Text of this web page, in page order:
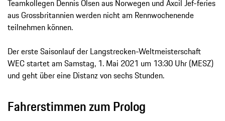
Teamkollegen Dennis Olsen aus Norwegen und Axcil Jef-feries
aus Grossbritannien werden nicht am Rennwochenende
teilnehmen können.
Der erste Saisonlauf der Langstrecken-Weltmeisterschaft
WEC startet am Samstag, 1. Mai 2021 um 13:30 Uhr (MESZ)
und geht über eine Distanz von sechs Stunden.
Fahrerstimmen zum Prolog